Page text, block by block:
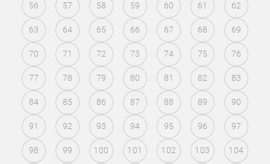
56 57 58 59 60 61 62
63 64 65 66 67 68 69
70 71 72 73 74 75 76
77 78 79 80 81 82 83
84 85 86 87 88 89 90
91 92 93 94 95 96 97
98 99 100 101 102 103 104